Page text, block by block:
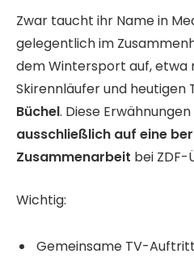
Zwar taucht ihr Name in
gelegentlich im
dem Wintersport auf, etwa
Skirennläufer und heutigen
Büchel. Diese
ausschließlich auf eine
Zusammenarbeit bei
Wichtig:
Gemeinsame TV-